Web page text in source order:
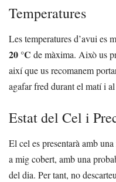
Temperatures
Les temperatures d’avui es
20 °C de màxima. Això us
així que us recomanem
agafar fred durant el matí i al
Estat del Cel i
El cel es presentarà amb
a mig cobert, amb una
del dia. Per tant, no